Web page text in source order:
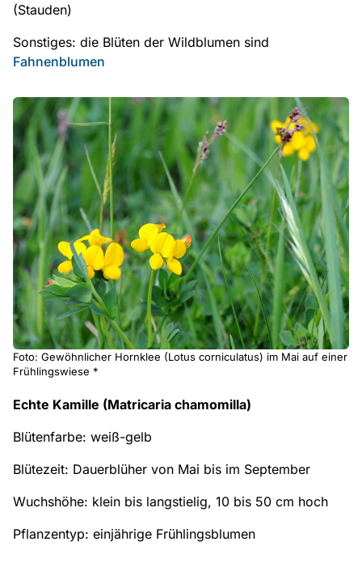
(Stauden)
Sonstiges: die Blüten der Wildblumen sind
Fahnenblumen
Foto: Gewöhnlicher Hornklee (Lotus corniculatus) im Mai auf einer
Frühlingswiese *
Echte Kamille (Matricaria chamomilla)
Blütenfarbe: weiß-gelb
Blütezeit: Dauerblüher von Mai bis im September
Wuchshöhe: klein bis langstielig, 10 bis 50 cm hoch
Pflanzentyp: einjährige Frühlingsblumen